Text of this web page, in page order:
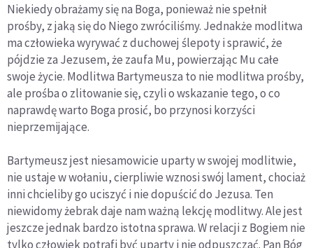
Niekiedy obrażamy się na Boga, ponieważ nie spełnił
prośby, z jaką się do Niego zwróciliśmy. Jednakże modlitwa
ma człowieka wyrywać z duchowej ślepoty i sprawić, że
pójdzie za Jezusem, że zaufa Mu, powierzając Mu całe
swoje życie. Modlitwa Bartymeusza to nie modlitwa prośby,
ale prośba o zlitowanie się, czyli o wskazanie tego, o co
naprawdę warto Boga prosić, bo przynosi korzyści
nieprzemijające.
Bartymeusz jest niesamowicie uparty w swojej modlitwie,
nie ustaje w wołaniu, cierpliwie wznosi swój lament, chociaż
inni chcieliby go uciszyć i nie dopuścić do Jezusa. Ten
niewidomy żebrak daje nam ważną lekcję modlitwy. Ale jest
jeszcze jednak bardzo istotna sprawa. W relacji z Bogiem nie
tylko człowiek potrafi być uparty i nie odpuszczać. Pan Bóg